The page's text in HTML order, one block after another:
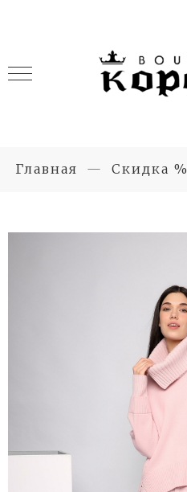
Главная Скидка %